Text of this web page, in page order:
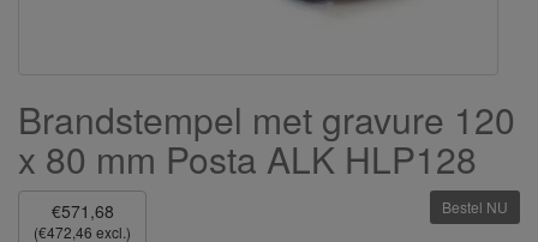
Brandstempel met gravure 120
x 80 mm Posta ALK HLP128
€571,68
(€472,46 excl.)
Bestel NU